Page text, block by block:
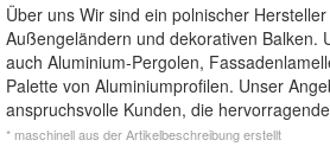
Über uns Wir sind ein polnischer
Außengeländern und dekorativen Balken.
auch Aluminium-Pergolen,
Palette von Aluminiumprofilen. Unser
anspruchsvolle Kunden, die
* maschinell aus der Artikelbeschreibung erstellt